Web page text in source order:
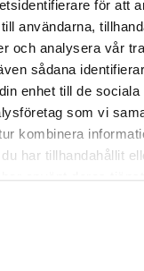
för att
användarna,
och analysera vår
sådana
enhet till de sociala
som vi
kombinera
har tillhandahållit
använt deras
via webbplatsens
Ett återkallat
som skett
740 kr/l
och toner
Hudvård